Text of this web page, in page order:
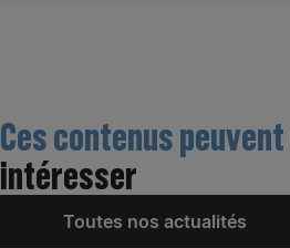
Ces contenus peuvent
intéresser
Toutes nos actualités